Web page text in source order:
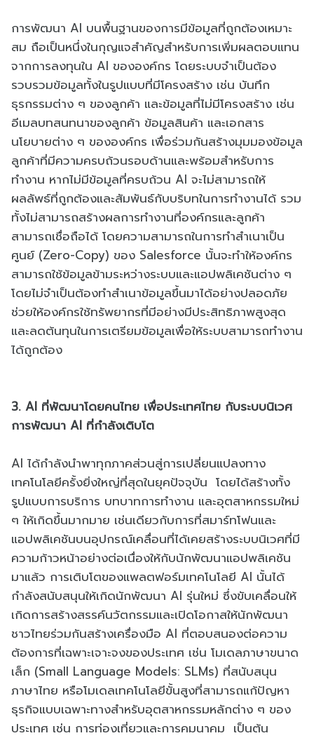
การพัฒนา AI บนพื้นฐานของการมีข้อมูลที่ถูกต้องเหมาะ
สม ถือเป็นหนึ่งในกุญแจสำคัญสำหรับการเพิ่มผลตอบแทน
จากการลงทุนใน AI ขององค์กร โดยระบบจำเป็นต้อง
รวบรวมข้อมูลทั้งในรูปแบบที่มีโครงสร้าง เช่น บันทึก
ธุรกรรมต่าง ๆ ของลูกค้า และข้อมูลที่ไม่มีโครงสร้าง เช่น
อีเมลบทสนทนาของลูกค้า ข้อมูลสินค้า และเอกสาร
นโยบายต่าง ๆ ขององค์กร เพื่อร่วมกันสร้างมุมมองข้อมูล
ลูกค้าที่มีความครบถ้วนรอบด้านและพร้อมสำหรับการ
ทำงาน หากไม่มีข้อมูลที่ครบถ้วน AI จะไม่สามารถให้
ผลลัพธ์ที่ถูกต้องและสัมพันธ์กับบริบทในการทำงานได้ รวม
ทั้งไม่สามารถสร้างผลการทำงานที่องค์กรและลูกค้า
สามารถเชื่อถือได้ โดยความสามารถในการทำสำเนาเป็น
ศูนย์ (Zero-Copy) ของ Salesforce นั้นจะทำให้องค์กร
สามารถใช้ข้อมูลข้ามระหว่างระบบและแอปพลิเคชันต่าง ๆ
โดยไม่จำเป็นต้องทำสำเนาข้อมูลขึ้นมาได้อย่างปลอดภัย
ช่วยให้องค์กรใช้ทรัพยากรที่มีอย่างมีประสิทธิภาพสูงสุด
และลดต้นทุนในการเตรียมข้อมูลเพื่อให้ระบบสามารถทำงาน
ได้ถูกต้อง
3. AI ที่พัฒนาโดยคนไทย เพื่อประเทศไทย กับระบบนิเวศ
การพัฒนา AI ที่กำลังเติบโต
AI ได้กำลังนำพาทุกภาคส่วนสู่การเปลี่ยนแปลงทาง
เทคโนโลยีครั้งยิ่งใหญ่ที่สุดในยุคปัจจุบัน โดยได้สร้างทั้ง
รูปแบบการบริการ บทบาทการทำงาน และอุตสาหกรรมใหม่
ๆ ให้เกิดขึ้นมากมาย เช่นเดียวกับการที่สมาร์ทโฟนและ
แอปพลิเคชันบนอุปกรณ์เคลื่อนที่ได้เคยสร้างระบบนิเวศที่มี
ความก้าวหน้าอย่างต่อเนื่องให้กับนักพัฒนาแอปพลิเคชัน
มาแล้ว การเติบโตของแพลตฟอร์มเทคโนโลยี AI นั้นได้
กำลังสนับสนุนให้เกิดนักพัฒนา AI รุ่นใหม่ ซึ่งขับเคลื่อนให้
เกิดการสร้างสรรค์นวัตกรรมและเปิดโอกาสให้นักพัฒนา
ชาวไทยร่วมกันสร้างเครื่องมือ AI ที่ตอบสนองต่อความ
ต้องการที่เฉพาะเจาะจงของประเทศ เช่น โมเดลภาษาขนาด
เล็ก (Small Language Models: SLMs) ที่สนับสนุน
ภาษาไทย หรือโมเดลเทคโนโลยีขั้นสูงที่สามารถแก้ปัญหา
ธุรกิจแบบเฉพาะทางสำหรับอุตสาหกรรมหลักต่าง ๆ ของ
ประเทศ เช่น การท่องเที่ยวและการคมนาคม เป็นต้น